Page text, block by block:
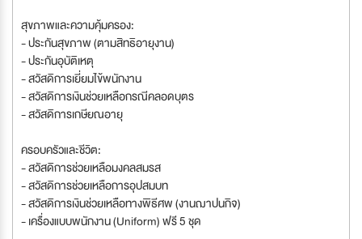
สุขภาพและความคุ้มครอง:
- ประกันสุขภาพ (ตามสิทธิอายุงาน)
- ประกันอุบัติเหตุ
- สวัสดิการเยี่ยมไข้พนักงาน
- สวัสดิการเงินช่วยเหลือกรณีคลอดบุตร
- สวัสดิการเกษียณอายุ
ครอบครัวและชีวิต:
- สวัสดิการช่วยเหลือมงคลสมรส
- สวัสดิการช่วยเหลือการอุปสมบท
- สวัสดิการเงินช่วยเหลือทางพิธีศพ (งานฌาปนกิจ)
- เครื่องแบบพนักงาน (Uniform) ฟรี 5 ชุด